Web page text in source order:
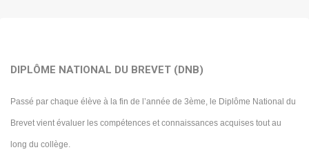
DIPLÔME NATIONAL DU BREVET (DNB)
Passé par chaque élève à la fin de l’année de 3ème, le Diplôme National du
Brevet vient évaluer les compétences et connaissances acquises tout au
long du collège.